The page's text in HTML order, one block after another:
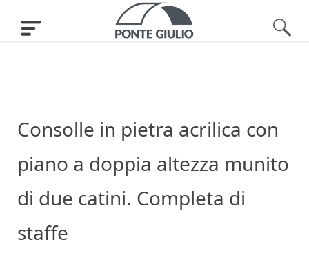
Consolle in pietra acrilica con
piano a doppia altezza munito
di due catini. Completa di
staffe